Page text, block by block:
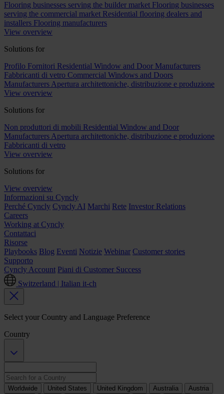
Flooring businesses serving the builder market Flooring businesses
serving the commercial market Residential flooring dealers and
installers Flooring manufacturers
View overview
Solutions for
Profilo Fornitori Residential Window and Door Manufacturers
Fabbricanti di vetro Commercial Windows and Doors
Manufacturers Apertura architettoniche, distribuzione e produzione
View overview
Solutions for
Non produttori di mobili Residential Window and Door
Manufacturers Apertura architettoniche, distribuzione e produzione
Fabbricanti di vetro
View overview
Solutions for
View overview
Informazioni su Cyncly
Perché Cyncly Cyncly AI Marchi Rete Investor Relations
Careers
Working at Cyncly
Contattaci
Risorse
Playbooks Blog Eventi Notizie Webinar Customer stories
Supporto
Cyncly Account Piani di Customer Success
Switzerland | Italian it-ch
Select your Country and Language Preference
Country
Worldwide United States United Kingdom Australia
Austria